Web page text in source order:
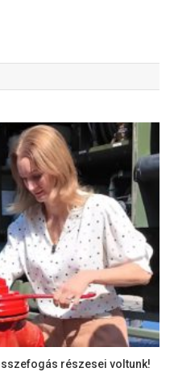
részesei voltunk!